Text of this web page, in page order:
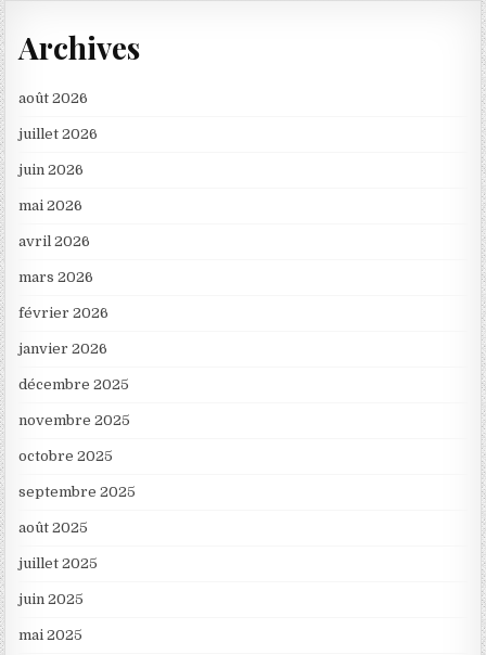
Archives
août 2026
juillet 2026
juin 2026
mai 2026
avril 2026
mars 2026
février 2026
janvier 2026
décembre 2025
novembre 2025
octobre 2025
septembre 2025
août 2025
juillet 2025
juin 2025
mai 2025